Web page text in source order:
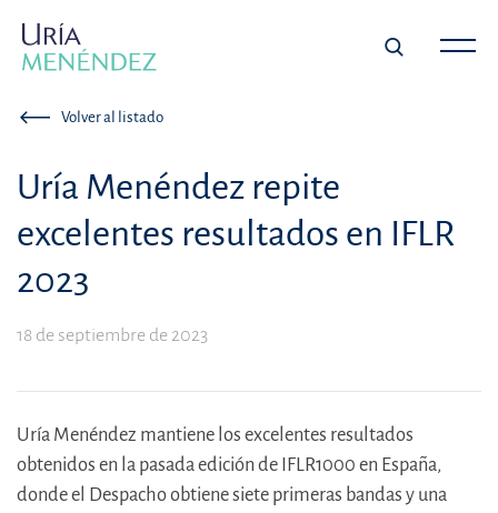
Volver al listado
Uría Menéndez repite
excelentes resultados en IFLR
2023
18 de septiembre de 2023
Uría Menéndez mantiene los excelentes resultados
obtenidos en la pasada edición de IFLR1000 en España,
donde el Despacho obtiene siete primeras bandas y una